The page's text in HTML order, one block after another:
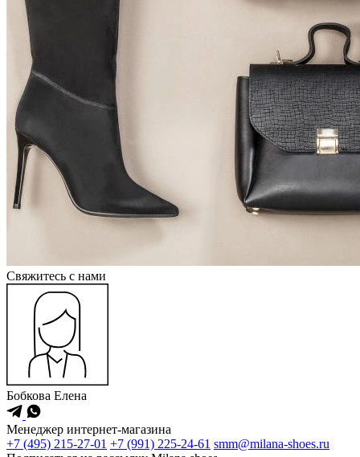
Cвяжитесь с нами
Бобкова Елена
Менеджер интернет-магазина
+7 (495) 215-27-01 +7 (991) 225-24-61 smm@milana-shoes.ru